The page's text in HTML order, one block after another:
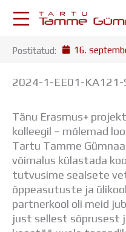
Postkast
Tamme TV
Tamme Leht
Kooliraadio
Koorilaul
ÕPPETÖÖ
Tunniplaan
Aastaplaan
Õppekava
Postitatud: 16.
2024-1-EE01-KA121-
Tänu Erasmus+
kolleegil – mõlemad
Tartu Tamme
võimalus külastada
tutvusime sealsete
õppeasutuste ja
partnerkool oli meid
just sellest sõprusest